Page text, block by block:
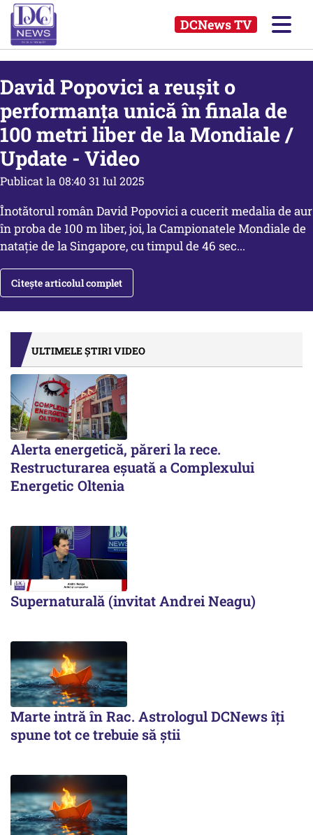
DCNews TV
David Popovici a reușit o
performanța unică în finala de
100 metri liber de la Mondiale /
Update - Video
Publicat la 08:40 31 Iul 2025
Înotătorul român David Popovici a cucerit medalia de aur
în proba de 100 m liber, joi, la Campionatele Mondiale de
nataţie de la Singapore, cu timpul de 46 sec...
Citește articolul complet
ULTIMELE ȘTIRI VIDEO
Alerta energetică, păreri la rece.
Restructurarea eșuată a Complexului
Energetic Oltenia
Supernaturală (invitat Andrei Neagu)
Marte intră în Rac. Astrologul DCNews îți
spune tot ce trebuie să știi